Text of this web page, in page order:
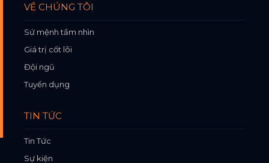
VỀ CHÚNG TÔI
Sứ mệnh tầm nhìn
Giá trị cốt lõi
Đội ngũ
Tuyển dụng
TIN TỨC
Tin Tức
Sự kiện